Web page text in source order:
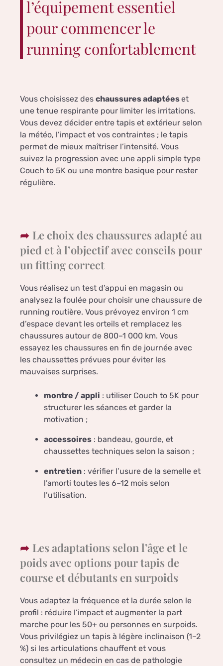
l’équipement essentiel
pour commencer le
running confortablement
Vous choisissez des chaussures adaptéeset
une tenue respirante pour limiter les irritations.
Vous devez décider entre tapis et extérieur selon
la météo, l’impact et vos contraintes ; le tapis
permet de mieux maîtriser l’intensité. Vous
suivez la progression avec une appli simple type
Couch to 5K ou une montre basique pour rester
régulière.
Le choix des chaussures adapté au
pied et à l’objectif avec conseils pour
un fitting correct
Vous réalisez un test d’appui en magasin ou
analysez la foulée pour choisir une chaussure de
running routière. Vous prévoyez environ 1 cm
d’espace devant les orteils et remplacez les
chaussures autour de 800–1 000 km. Vous
essayez les chaussures en fin de journée avec
les chaussettes prévues pour éviter les
mauvaises surprises.
montre / appli : utiliser Couch to 5K pour
structurer les séances et garder la
motivation ;
accessoires : bandeau, gourde, et
chaussettes techniques selon la saison ;
entretien : vérifier l’usure de la semelle et
l’amorti toutes les 6–12 mois selon
l’utilisation.
Les adaptations selon l’âge et le
poids avec options pour tapis de
course et débutants en surpoids
Vous adaptez la fréquence et la durée selon le
profil : réduire l’impact et augmenter la part
marche pour les 50+ ou personnes en surpoids.
Vous privilégiez un tapis à légère inclinaison (1–2
%) si les articulations chauffent et vous
consultez un médecin en cas de pathologie